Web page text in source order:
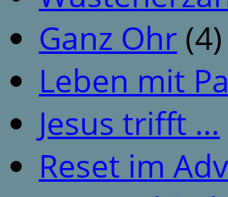
Ganz Ohr (4)
Leben mit
Jesus trifft …
Reset im